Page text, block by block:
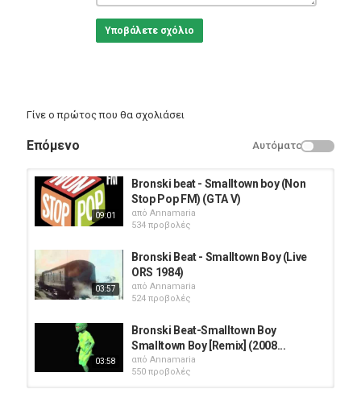
Υποβάλετε σχόλιο
Γίνε ο πρώτος που θα σχολιάσει
Επόμενο Αυτόματο
09:01
Bronski beat - Smalltown boy (Non
Stop Pop FM) (GTA V)
από Annamaria
534 προβολές
03:57
Bronski Beat - Smalltown Boy (Live
ORS 1984)
από Annamaria
524 προβολές
03:58
Bronski Beat-Smalltown Boy
Smalltown Boy [Remix] (2008...
από Annamaria
550 προβολές